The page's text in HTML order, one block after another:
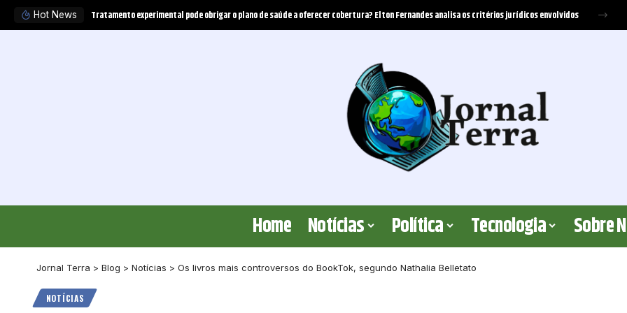
Hot News
envolvidos Desafios do primeiro grau de jurisdição na visão de Valdemir Ferreira Santos
Home Notícias Política Tecnologia Sobre
Jornal Terra > Blog > Notícias > Os livros mais controversos do BookTok, segundo Nathalia Belletato
NOTÍCIAS